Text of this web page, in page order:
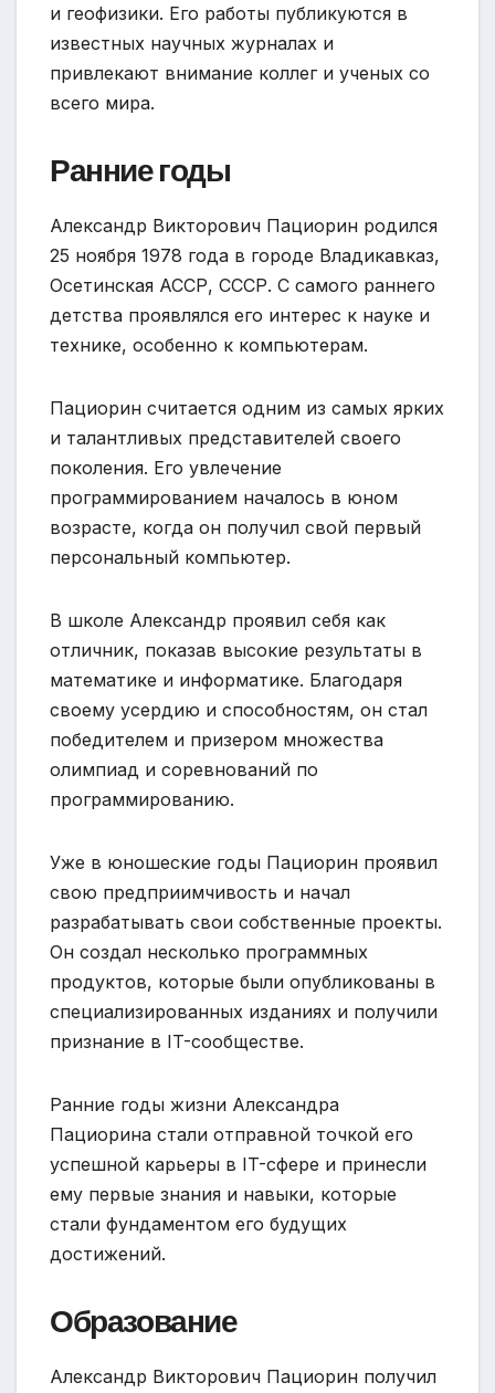
и геофизики. Его работы публикуются в
известных научных журналах и
привлекают внимание коллег и ученых со
всего мира.
Ранние годы
Александр Викторович Пациорин родился
25 ноября 1978 года в городе Владикавказ,
Осетинская АССР, СССР. С самого раннего
детства проявлялся его интерес к науке и
технике, особенно к компьютерам.
Пациорин считается одним из самых ярких
и талантливых представителей своего
поколения. Его увлечение
программированием началось в юном
возрасте, когда он получил свой первый
персональный компьютер.
В школе Александр проявил себя как
отличник, показав высокие результаты в
математике и информатике. Благодаря
своему усердию и способностям, он стал
победителем и призером множества
олимпиад и соревнований по
программированию.
Уже в юношеские годы Пациорин проявил
свою предприимчивость и начал
разрабатывать свои собственные проекты.
Он создал несколько программных
продуктов, которые были опубликованы в
специализированных изданиях и получили
признание в IT-сообществе.
Ранние годы жизни Александра
Пациорина стали отправной точкой его
успешной карьеры в IT-сфере и принесли
ему первые знания и навыки, которые
стали фундаментом его будущих
достижений.
Образование
Александр Викторович Пациорин получил